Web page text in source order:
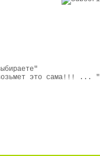
возьмет это сама!!! ... "